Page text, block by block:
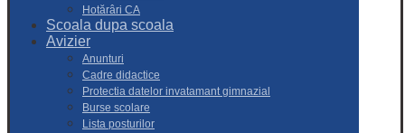
Hotărâri CA
Scoala dupa scoala
Avizier
Anunturi
Cadre didactice
Protectia datelor invatamant gimnazial
Burse scolare
Lista posturilor